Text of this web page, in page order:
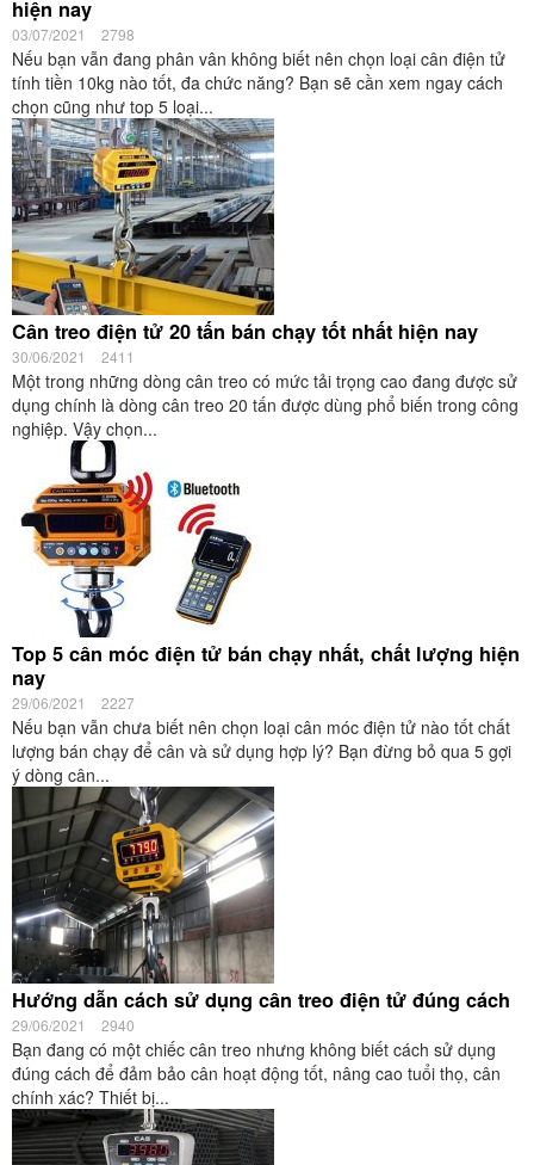
hiện nay
03/07/2021 2798
Nếu bạn vẫn đang phân vân không biết nên chọn loại cân điện tử
tính tiền 10kg nào tốt, đa chức năng? Bạn sẽ cần xem ngay cách
chọn cũng như top 5 loại...
Cân treo điện tử 20 tấn bán chạy tốt nhất hiện nay
30/06/2021 2411
Một trong những dòng cân treo có mức tải trọng cao đang được sử
dụng chính là dòng cân treo 20 tấn được dùng phổ biến trong công
nghiệp. Vậy chọn...
Top 5 cân móc điện tử bán chạy nhất, chất lượng hiện
nay
29/06/2021 2227
Nếu bạn vẫn chưa biết nên chọn loại cân móc điện tử nào tốt chất
lượng bán chạy để cân và sử dụng hợp lý? Bạn đừng bỏ qua 5 gợi
ý dòng cân...
Hướng dẫn cách sử dụng cân treo điện tử đúng cách
29/06/2021 2940
Bạn đang có một chiếc cân treo nhưng không biết cách sử dụng
đúng cách để đảm bảo cân hoạt động tốt, nâng cao tuổi thọ, cân
chính xác? Thiết bị...